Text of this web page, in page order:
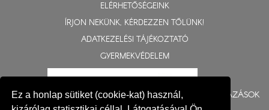
Ez a honlap sütiket (cookie-kat) használ,
ELÉRHETŐSÉGEINK
ÍRJON NEKÜNK, KÉRDEZZEN TŐLÜNK!
ADATKEZELÉSI TÁJÉKOZTATÓ
GYERMEKVÉDELEM
BERUHÁZÁSOK